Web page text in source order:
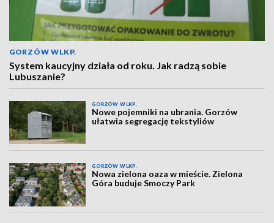
GORZÓW WLKP.
System kaucyjny działa od roku. Jak radzą sobie
Lubuszanie?
GORZÓW WLKP.
Nowe pojemniki na ubrania. Gorzów
ułatwia segregację tekstyliów
GORZÓW WLKP.
Nowa zielona oaza w mieście. Zielona
Góra buduje Smoczy Park